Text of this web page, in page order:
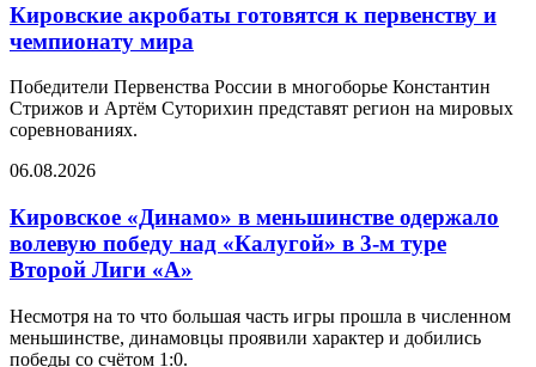
Кировские акробаты готовятся к первенству и
чемпионату мира
Победители Первенства России в многоборье Константин
Стрижов и Артём Суторихин представят регион на мировых
соревнованиях.
06.08.2026
Кировское «Динамо» в меньшинстве одержало
волевую победу над «Калугой» в 3-м туре
Второй Лиги «А»
Несмотря на то что большая часть игры прошла в численном
меньшинстве, динамовцы проявили характер и добились
победы со счётом 1:0.